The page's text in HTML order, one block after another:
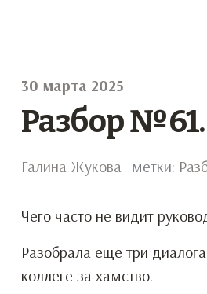
Разбор №61.
Галина Жукова
30 марта 2025
метки:
Чего часто не видит
Разобрала еще три
коллеге за хамство.